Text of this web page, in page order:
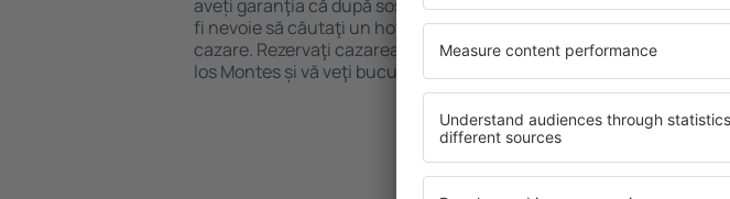
aveți garanţia că după sosirea la destinație vă puteţi relaxa, fără a
fi nevoie să căutaţi un hotel, apartament sau altă unitate de
cazare. Rezervaţi cazarea înainte de călătoria spre San Roman de
los Montes și vă veţi bucura de o călătorie liniştită.